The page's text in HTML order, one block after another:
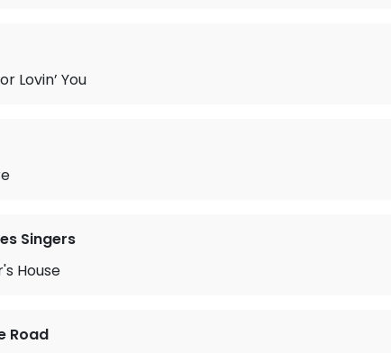
Lovin’ You
Singers
House
Road